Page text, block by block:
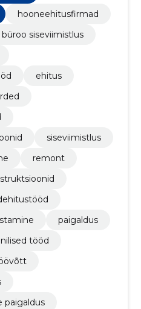
hooneehitusfirmad
büroo siseviimistlus
ehitus
siseviimistlus
remont
paigaldus
tööd
paigaldus